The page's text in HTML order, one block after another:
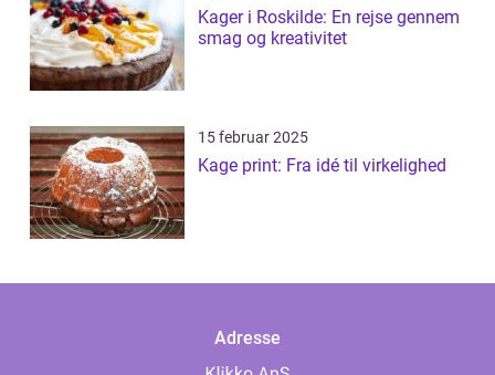
Kager i Roskilde: En rejse gennem
smag og kreativitet
15 februar 2025
Kage print: Fra idé til virkelighed
Adresse